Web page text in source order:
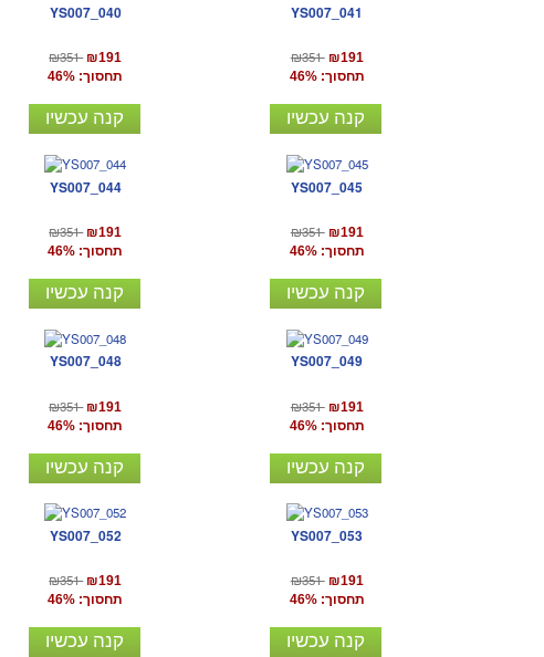
YS007_040
₪351 ₪191
תחסוך: 46%
קנה עכשיו
YS007_041
₪351 ₪191
תחסוך: 46%
קנה עכשיו
YS007_044
₪351 ₪191
תחסוך: 46%
קנה עכשיו
YS007_045
₪351 ₪191
תחסוך: 46%
קנה עכשיו
YS007_048
₪351 ₪191
תחסוך: 46%
קנה עכשיו
YS007_049
₪351 ₪191
תחסוך: 46%
קנה עכשיו
YS007_052
₪351 ₪191
תחסוך: 46%
קנה עכשיו
YS007_053
₪351 ₪191
תחסוך: 46%
קנה עכשיו